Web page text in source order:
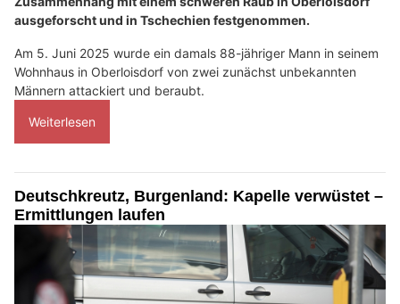
ausgeforscht und in Tschechien festgenommen.
Am 5. Juni 2025 wurde ein damals 88-jähriger Mann in seinem
Wohnhaus in Oberloisdorf von zwei zunächst unbekannten
Männern attackiert und beraubt.
Weiterlesen
Deutschkreutz, Burgenland: Kapelle verwüstet –
Ermittlungen laufen